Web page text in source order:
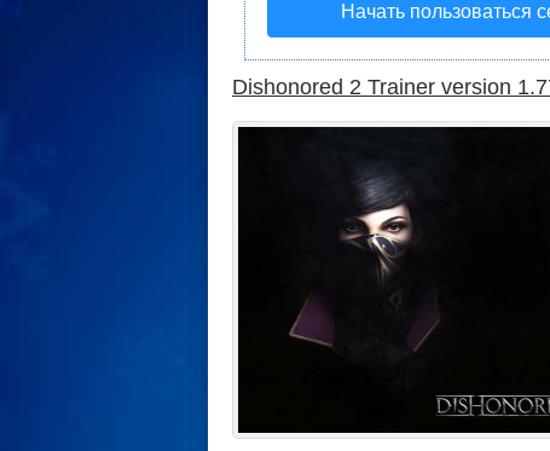
Начать пользоваться
Dishonored 2 Trainer version